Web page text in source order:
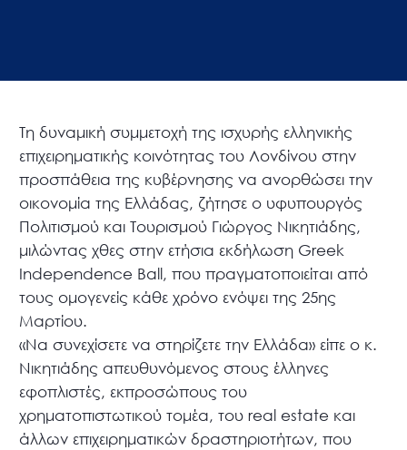
Τη δυναμική συμμετοχή της ισχυρής ελληνικής
επιχειρηματικής κοινότητας του Λονδίνου στην
προσπάθεια της κυβέρνησης να ανορθώσει την
οικονομία της Ελλάδας, ζήτησε ο υφυπουργός
Πολιτισμού και Τουρισμού Γιώργος Νικητιάδης,
μιλώντας χθες στην ετήσια εκδήλωση Greek
Independence Ball, που πραγματοποιείται από
τους ομογενείς κάθε χρόνο ενόψει της 25ης
Μαρτίου.
«Να συνεχίσετε να στηρίζετε την Ελλάδα» είπε ο κ.
Νικητιάδης απευθυνόμενος στους έλληνες
εφοπλιστές, εκπροσώπους του
χρηματοπιστωτικού τομέα, του real estate και
άλλων επιχειρηματικών δραστηριοτήτων, που